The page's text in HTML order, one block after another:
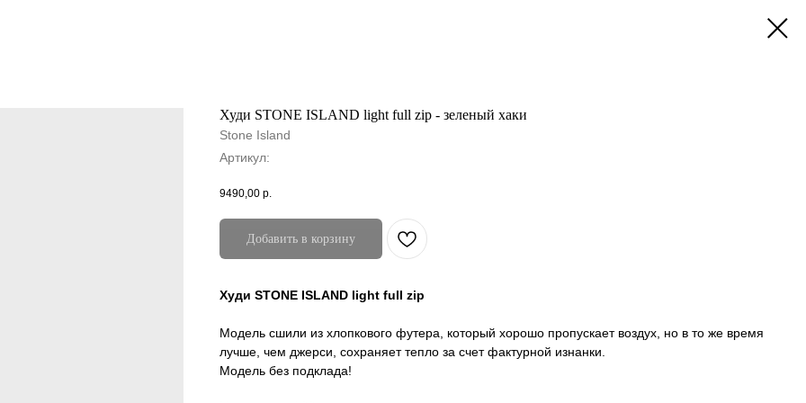
Худи STONE ISLAND light full zip - зеленый хаки
Stone Island
Артикул:
9490,00 р.
Добавить в корзину
Худи STONE ISLAND light full zip
Модель сшили из хлопкового футера, который хорошо пропускает воздух, но в то же время
лучше, чем джерси, сохраняет тепло за счет фактурной изнанки.
Модель без подклада!